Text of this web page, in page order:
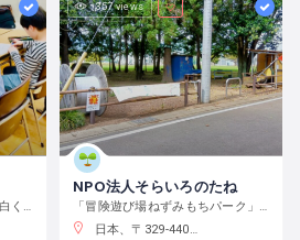
平日の昼間をもっと楽しく面白く！
357 views
NPO法人そらいろのたね
「冒険遊び場ねずみもちパーク」で自分の責任で自由に遊ぼう
日本、〒329-4403 栃木県栃木市大平町蔵井２００１−２